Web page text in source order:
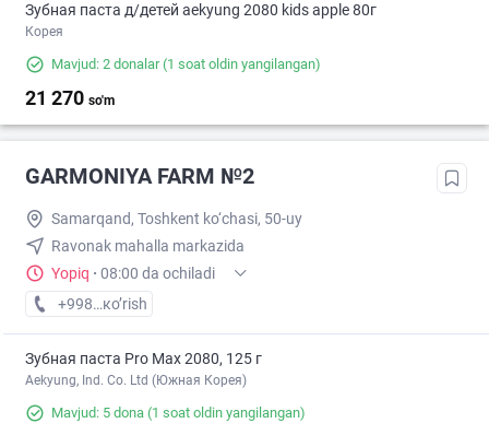
Зубная паста д/детей aekyung 2080 kids apple 80г
Корея
Mavjud: 2 donalar(1 soat oldin yangilangan)
21 270 so'm
GARMONIYA FARM №2
Samarqand, Toshkent ko‘chasi, 50-uy
Ravonak mahalla markazida
Yopiq · 08:00 da ochiladi
+998 (95) XXX-XX-XX
кo’rish
Зубная паста Pro Max 2080, 125 г
Aekyung, Ind. Co. Ltd (Южная Корея)
Mavjud: 5 dona (1 soat oldin yangilangan)